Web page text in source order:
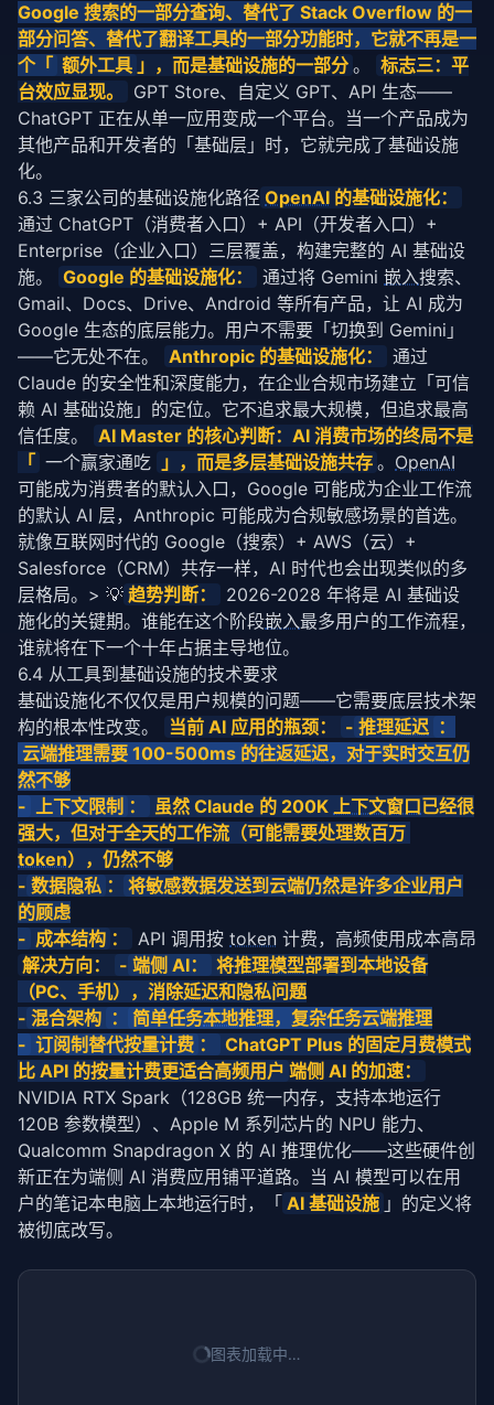
Google 搜索的一部分查询、替代了 Stack Overflow 的一
部分问答、替代了翻译工具的一部分功能时，它就不再是一
个「 额外工具 」，而是基础设施的一部分 。
标志三：平
台效应显现。
GPT Store、自定义 GPT、API 生态——
ChatGPT 正在从单一应用变成一个平台。当一个产品成为
其他产品和开发者的「基础层」时，它就完成了基础设施
化。
6.3 三家公司的基础设施化路径 OpenAI 的基础设施化：
通过 ChatGPT（消费者入口）+ API（开发者入口）+
Enterprise（企业入口）三层覆盖，构建完整的 AI 基础设
施。
Google 的基础设施化： 通过将 Gemini 嵌入搜索、
Gmail、Docs、Drive、Android 等所有产品，让 AI 成为
Google 生态的底层能力。用户不需要「切换到 Gemini」
——它无处不在。
Anthropic 的基础设施化：
通过
Claude 的安全性和深度能力，在企业合规市场建立「可信
赖 AI 基础设施」的定位。它不追求最大规模，但追求最高
信任度。
AI Master 的核心判断：AI 消费市场的终局不是
「 一个赢家通吃 」，而是多层基础设施共存 。 OpenAI
可能成为消费者的默认入口，Google 可能成为企业工作流
的默认 AI 层，Anthropic 可能成为合规敏感场景的首选。
就像互联网时代的 Google（搜索）+ AWS（云）+
Salesforce（CRM）共存一样，AI 时代也会出现类似的多
层格局。> 💡 趋势判断：
2026-2028 年将是 AI 基础设
施化的关键期。谁能在这个阶段嵌入最多用户的工作流程，
谁就将在下一个十年占据主导地位。
6.4 从工具到基础设施的技术要求
基础设施化不仅仅是用户规模的问题——它需要底层技术架
构的根本性改变。
当前 AI 应用的瓶颈： - 推理延迟 ：
云端推理需要 100-500ms 的往返延迟，对于实时交互仍
然不够
- 上下文限制 ： 虽然 Claude 的 200K 上下文窗口已经很
token），仍然不够
- 数据隐私 ：
将敏感数据发送到云端仍然是许多企业用户
的顾虑
- 成本结构 ： API 调用按 token 计费，高频使用成本高昂
解决方向：
- 端侧 AI： 将推理模型部署到本地设备
（PC、手机），消除延迟和隐私问题
- 混合架构 ： 简单任务本地推理，复杂任务云端推理
- 订阅制替代按量计费 ：
ChatGPT Plus 的固定月费模式
比 API 的按量计费更适合高频用户 端侧 AI 的加速：
NVIDIA RTX Spark（128GB 统一内存，支持本地运行
120B 参数模型）、Apple M 系列芯片的 NPU 能力、
Qualcomm Snapdragon X 的 AI 推理优化——这些硬件创
新正在为端侧 AI 消费应用铺平道路。当 AI 模型可以在用
户的笔记本电脑上本地运行时，「 AI 基础设施 」的定义将
被彻底改写。
图表加载中…